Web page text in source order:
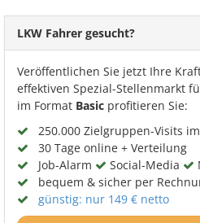
LKW Fahrer gesucht?
Veröffentlichen Sie jetzt Ihre
effektiven Spezial-Stellenmarkt
im Format Basic profitieren Sie:
250.000 Zielgruppen-Visits
30 Tage online + Verteilung
Job-Alarm
Social-Media
bequem & sicher per
günstig: nur 149 € netto